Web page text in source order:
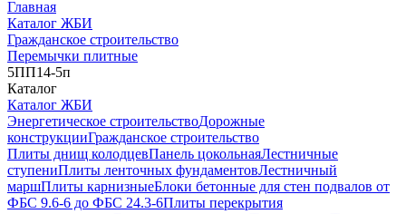
Главная
Каталог ЖБИ
Гражданское строительство
Перемычки плитные
5ПП14-5п
Каталог
Каталог ЖБИ
Энергетическое строительствоДорожные
конструкцииГражданское строительство
Плиты днищ колодцевПанель цокольнаяЛестничные
ступениПлиты ленточных фундаментовЛестничный
маршПлиты карнизныеБлоки бетонные для стен подвалов от
ФБС 9.6-6 до ФБС 24.3-6Плиты перекрытия